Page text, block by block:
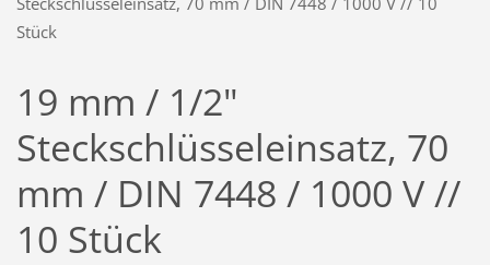
Stück
19 mm / 1/2"
Steckschlüsseleinsatz, 70
mm / DIN 7448 / 1000 V //
10 Stück